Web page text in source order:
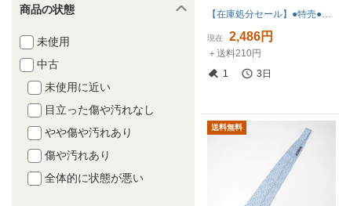
商品の状態
未使用
中古
未使用に近い
目立った傷や汚れなし
やや傷や汚れあり
傷や汚れあり
全体的に状態が悪い
現在 2,486円
＋送料210円
1
3日
送料無料